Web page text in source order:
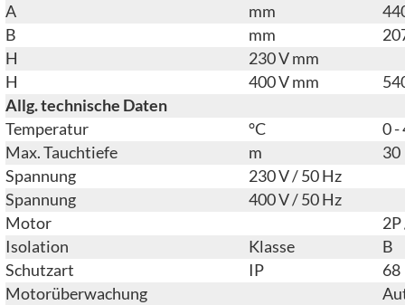
A
mm
B
mm
H
230 V mm
H
400 V mm
Allg. technische Daten
Temperatur
°C
0 -
Max. Tauchtiefe
m
30
Spannung
230 V / 50 Hz
Spannung
400 V / 50 Hz
Motor
Isolation
Klasse
B
Schutzart
IP
68
Motorüberwachung